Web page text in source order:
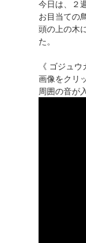
今日は、２
お目当ての
頭の上の木
た。
《 ゴジュウ
画像をクリ
周囲の音が